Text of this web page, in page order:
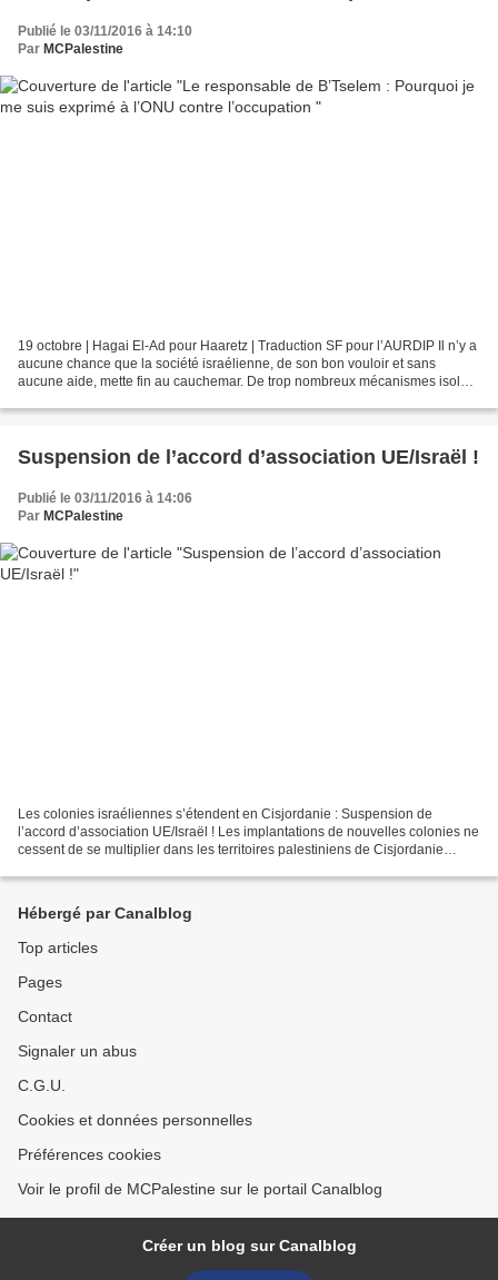
Publié le 03/11/2016 à 14:10
Par MCPalestine
19 octobre | Hagai El-Ad pour Haaretz | Traduction SF pour l’AURDIP Il n’y a
aucune chance que la société israélienne, de son bon vouloir et sans
aucune aide, mette fin au cauchemar. De trop nombreux mécanismes isolent
Suspension de l’accord d’association UE/Israël !
Publié le 03/11/2016 à 14:06
Par MCPalestine
Les colonies israéliennes s’étendent en Cisjordanie : Suspension de
l’accord d’association UE/Israël ! Les implantations de nouvelles colonies ne
cessent de se multiplier dans les territoires palestiniens de Cisjordanie
Hébergé par Canalblog
Top articles
Pages
Contact
Signaler un abus
C.G.U.
Cookies et données personnelles
Préférences cookies
Voir le profil de MCPalestine sur le portail Canalblog
Créer un blog sur Canalblog